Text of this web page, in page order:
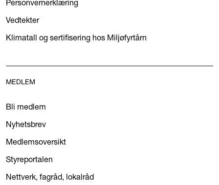
Personvernerklæring
Vedtekter
Klimatall og sertifisering hos Miljøfyrtårn
MEDLEM
Bli medlem
Nyhetsbrev
Medlemsoversikt
Styreportalen
Nettverk, fagråd, lokalråd